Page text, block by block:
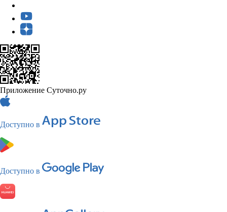
Приложение Суточно.ру
Доступно в
Доступно в